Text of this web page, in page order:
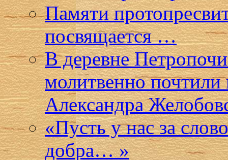
Памяти
посвящается …
В деревне
молитвенно почтили
Александра
«Пусть у нас за
добра… »